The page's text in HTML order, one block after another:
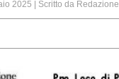
2025 | Scritto da Redazione